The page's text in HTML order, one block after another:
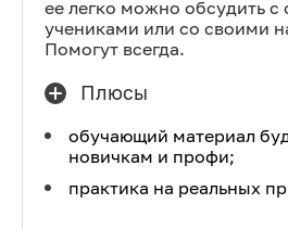
ее легко можно обсудить с
учениками или со своими
Помогут всегда.
Плюсы
обучающий материал
новичкам и профи;
практика на реальных